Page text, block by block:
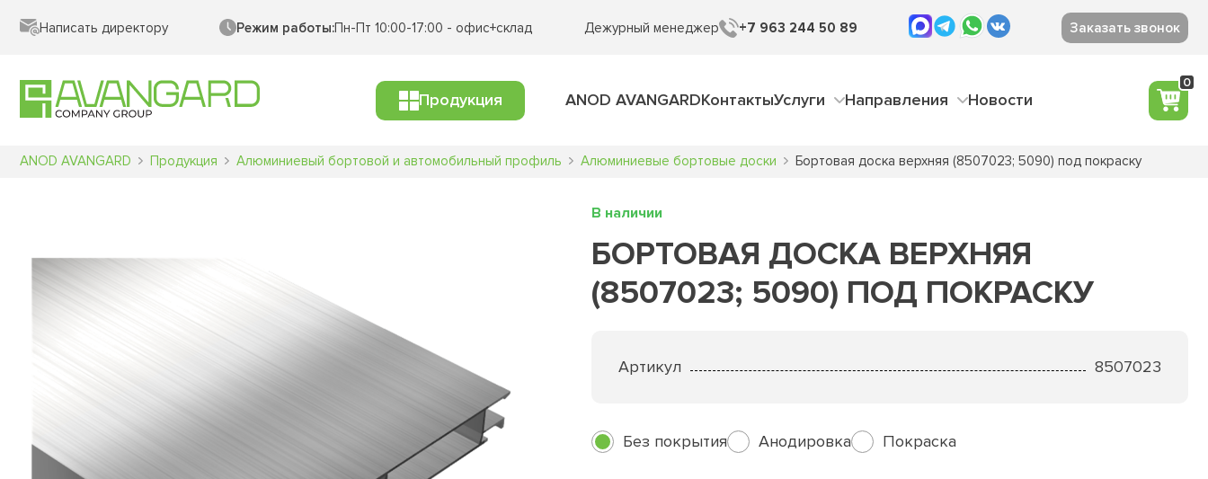
Написать директору Режим работы:Пн-Пт 10:00-17:00 - офис+склад Дежурный менеджер +7 963 244 50 89 Заказать звонок
Продукция ANOD AVANGARDКонтактыУслуги Направления Новости
0
ANOD AVANGARD Продукция Алюминиевый бортовой и автомобильный профиль Алюминиевые бортовые доски Бортовая доска верхняя (8507023; 5090) под покраску
В наличии
БОРТОВАЯ ДОСКА ВЕРХНЯЯ
(8507023; 5090) ПОД ПОКРАСКУ
Артикул 8507023
Без покрытия Анодировка Покраска